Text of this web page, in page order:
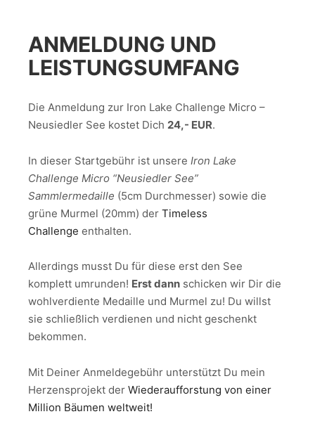
ANMELDUNG UND
LEISTUNGSUMFANG
Die Anmeldung zur Iron Lake Challenge Micro –
Neusiedler See kostet Dich 24,- EUR.
In dieser Startgebühr ist unsere Iron Lake
Challenge Micro “Neusiedler See”
Sammlermedaille (5cm Durchmesser) sowie die
grüne Murmel (20mm) der Timeless
Challenge enthalten.
Allerdings musst Du für diese erst den See
komplett umrunden! Erst dann schicken wir Dir die
wohlverdiente Medaille und Murmel zu! Du willst
sie schließlich verdienen und nicht geschenkt
bekommen.
Mit Deiner Anmeldegebühr unterstützt Du mein
Herzensprojekt der Wiederaufforstung von einer
Million Bäumen weltweit!